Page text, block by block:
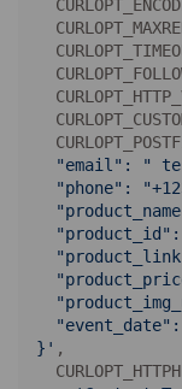
"email": "
"phone":
}' ,